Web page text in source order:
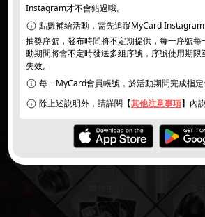
Instagram才不會錯過哦。
點數補給活動，需先追蹤MyCard
抽獎序號，發布時間將不定期提供，每一序號
動期間將會不定時發送多組序號，序號使用期
失效。
每一MyCard會員帳號，於活動期間完成指定
除上述說明外，請詳閱【其他注意事項】內